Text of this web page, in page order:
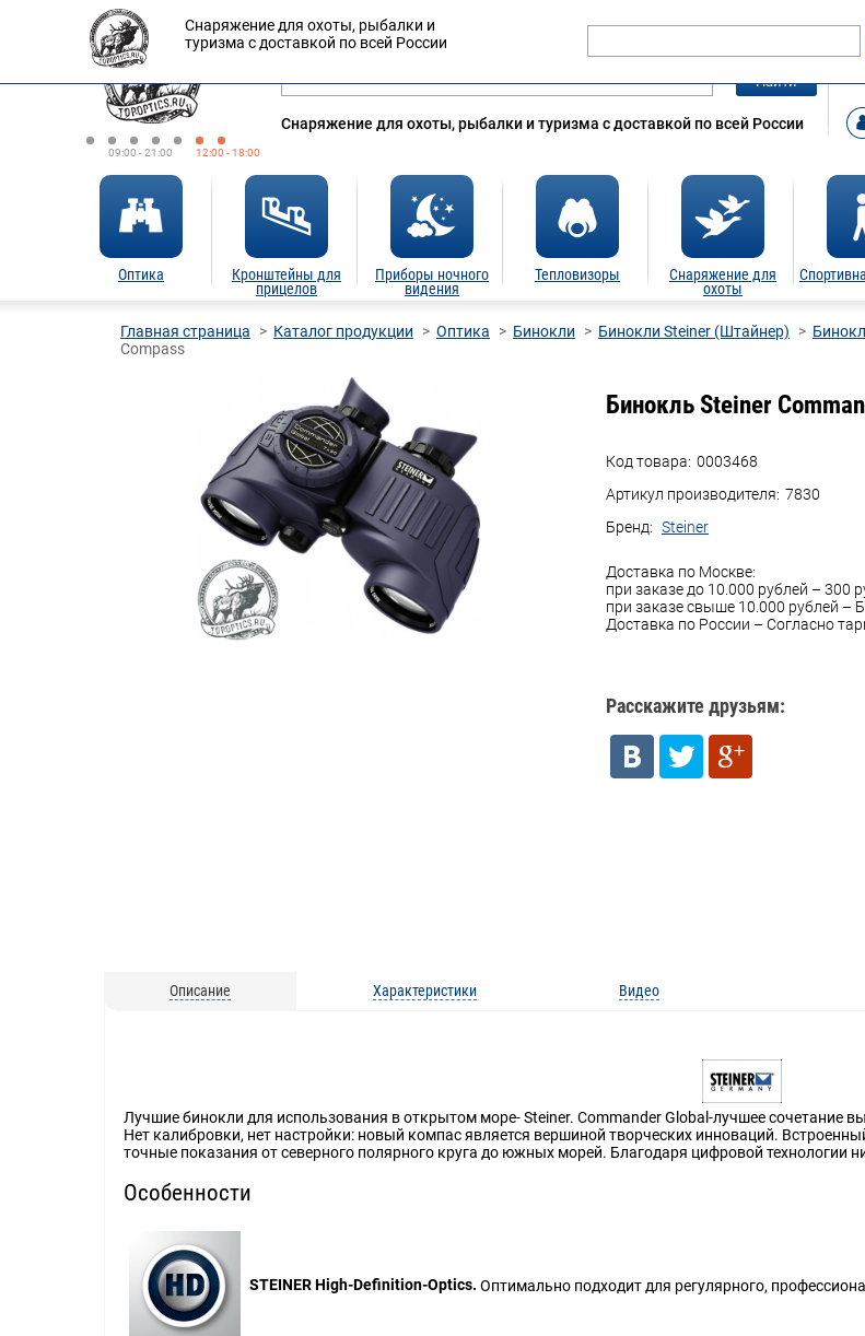
09:00 - 21:00 12:00 - 18:00
Оплата Доставка
Найти
Снаряжение для охоты, рыбалки и туризма с доставкой по всей России
Оптика
Кронштейны для
прицелов
Приборы ночного
видения
Тепловизоры
Снаряжение для
охоты
Снаряжение для охоты, рыбалки и
туризма с доставкой по всей России
Главная страница Каталог продукции Оптика Бинокли Бинокли Steiner (Штайнер)
Compass
Бинокль Steiner
Код товара: 0003468
Артикул производителя: 7830
Бренд: Steiner
Доставка по Москве:
при заказе до 10.000 рублей – 300
при заказе свыше 10.000 рублей –
Доставка по России – Согласно
Расскажите друзьям:
Описание Характеристики Видео
Лучшие бинокли для использования в открытом море- Steiner. Commander Global-лучшее сочетание
Нет калибровки, нет настройки: новый компас является вершиной творческих инноваций.
точные показания от северного полярного круга до южных морей. Благодаря цифровой технологии
Особенности
STEINER High-Definition-Optics. Оптимально подходит для регулярного,